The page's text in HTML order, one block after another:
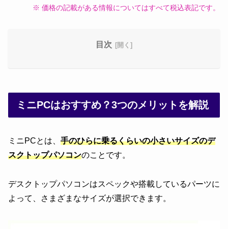
※ 価格の記載がある情報についてはすべて税込表記です。
目次
ミニPCはおすすめ？3つのメリットを解説
ミニPCとは、 手のひらに乗るくらいの小さいサイズのデ
スクトップパソコンのことです。
デスクトップパソコンはスペックや搭載しているパーツに
よって、さまざまなサイズが選択できます。